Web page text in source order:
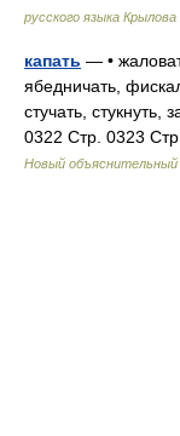
русского языка Крылова
капать — •
ябедничать,
стучать, стукнуть,
0322 Стр. 0323
Новый объяснительный